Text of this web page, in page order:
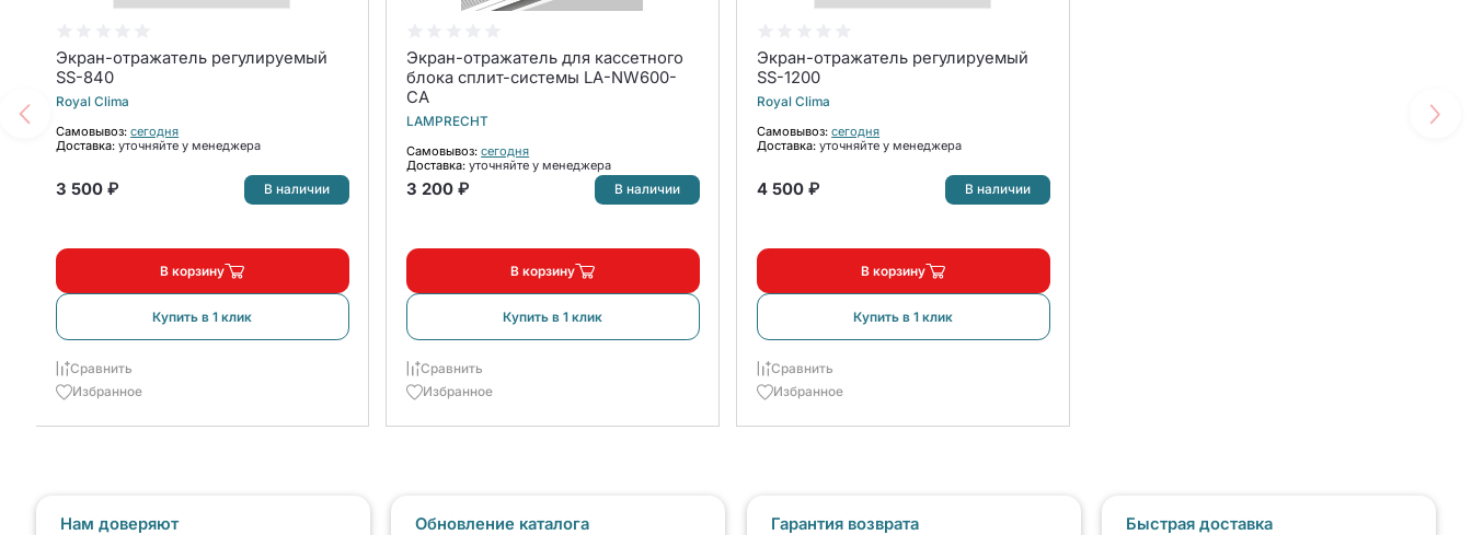
Экран-отражатель регулируемый
SS-840
Royal Clima
Самовывоз: сегодня
Доставка: уточняйте у менеджера
3 500 ₽ В наличии
В корзину
Купить в 1 клик
Сравнить
Избранное
Экран-отражатель для кассетного
блока сплит-системы LA-NW600-
CA
LAMPRECHT
Самовывоз: сегодня
Доставка: уточняйте у менеджера
3 200 ₽ В наличии
В корзину
Купить в 1 клик
Сравнить
Избранное
Экран-отражатель регулируемый
SS-1200
Royal Clima
Самовывоз: сегодня
Доставка: уточняйте у менеджера
4 500 ₽ В наличии
В корзину
Купить в 1 клик
Сравнить
Избранное
Нам доверяют
Обновление каталога
Гарантия возврата
Быстрая доставка